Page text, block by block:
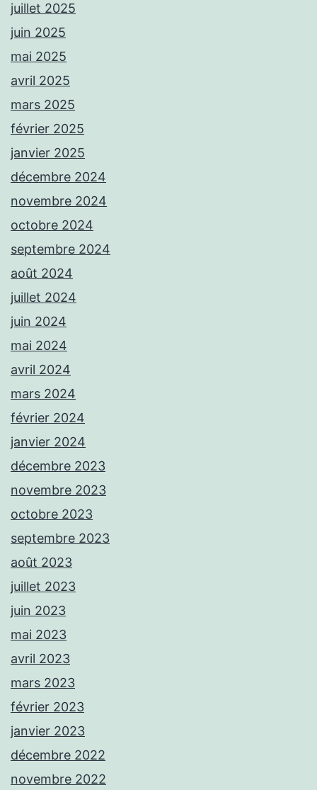
juillet 2025
juin 2025
mai 2025
avril 2025
mars 2025
février 2025
janvier 2025
décembre 2024
novembre 2024
octobre 2024
septembre 2024
août 2024
juillet 2024
juin 2024
mai 2024
avril 2024
mars 2024
février 2024
janvier 2024
décembre 2023
novembre 2023
octobre 2023
septembre 2023
août 2023
juillet 2023
juin 2023
mai 2023
avril 2023
mars 2023
février 2023
janvier 2023
décembre 2022
novembre 2022